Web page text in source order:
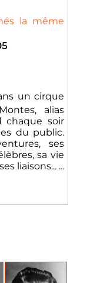
la même
un cirque
alias
chaque soir
du public.
ses
sa vie
liaisons... ...